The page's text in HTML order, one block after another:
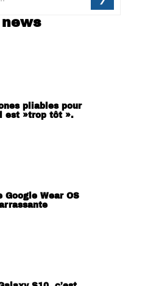
pliables pour
est »trop tôt ».
Google Wear OS